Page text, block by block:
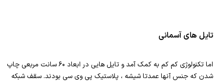
تایل های آسمانی
اما تکنولوژی کم کم به کمک آمد و تایل هایی در ابعاد ۶۰ سانت مربعی چاپ
شدن که جنس آنها عمدتا شیشه ، پلاستیک پی وی سی بودند. سقف شبکه